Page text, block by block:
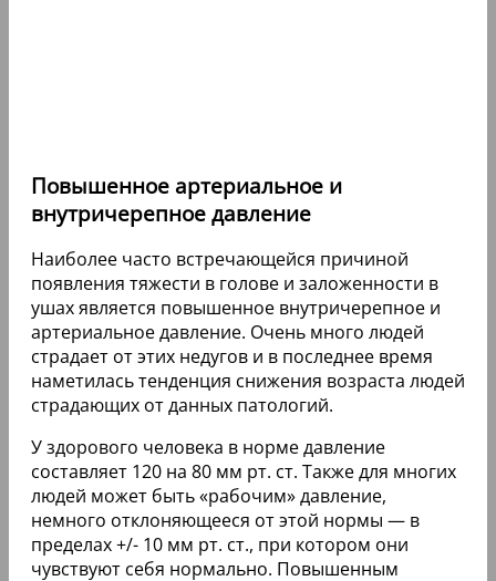
Повышенное артериальное и
внутричерепное давление
Наиболее часто встречающейся причиной
появления тяжести в голове и заложенности в
ушах является повышенное внутричерепное и
артериальное давление. Очень много людей
страдает от этих недугов и в последнее время
наметилась тенденция снижения возраста людей
страдающих от данных патологий.
У здорового человека в норме давление
составляет 120 на 80 мм рт. ст. Также для многих
людей может быть «рабочим» давление,
немного отклоняющееся от этой нормы — в
пределах +/- 10 мм рт. ст., при котором они
чувствуют себя нормально. Повышенным